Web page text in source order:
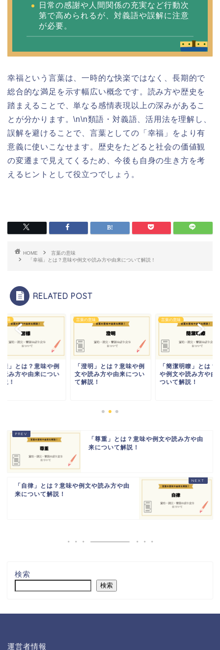
日常の感謝や人間関係の充実など行動次
第で高められるが、対義語や誤解に注意
が必要。
幸福という言葉は、一時的な快楽ではなく、長期的で
総合的な満足を示す幅広い概念です。読み方や歴史を
踏まえることで、単なる感情表現以上の深みがあるこ
とが分かります。\n\n類語・対義語、活用法を理解し、
誤解を避けることで、言葉としての「幸福」をより有
意義に使いこなせます。歴史をたどると社会の価値観
の変遷まで見えてくるため、今後も自身の生き方を考
えるヒントとして役立つでしょう。
HOME
言葉の意味
「幸福」とは？意味や例文や読み方や由来について解説！
RELATED POST
意味
様」とは？意味や例
読み方や由来につい
！
言葉の意味
「澄明」とは？意味や例
文や読み方や由来につい
て解説！
言葉の意味
「簡潔明瞭」とは？
や例文や読み方や由
ついて解説！
「尊重」とは？意味や例文や読み方や由
来について解説！
「自律」とは？意味や例文や読み方や由
来について解説！
検索
検索
運営者情報